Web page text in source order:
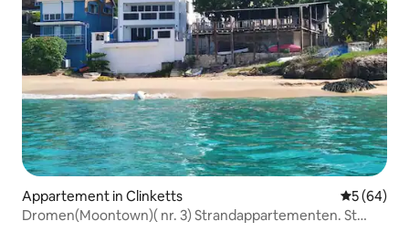
Appartement in Clinketts
5 (64)
Dromen(Moontown)( nr. 3) Strandappartementen. St